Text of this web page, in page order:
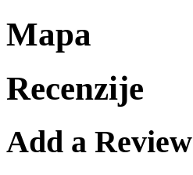
Mapa
Recenzije
Add a Review